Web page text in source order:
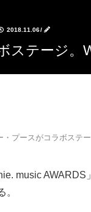
2018.11.06/
ステージ
プースがコラボステー
music AWARDS
。